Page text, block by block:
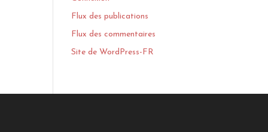
Flux des publications
Flux des commentaires
Site de WordPress-FR